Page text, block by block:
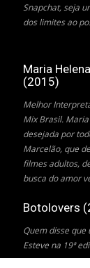
Snapchat, seja
dos limites ao
Maria
(2015)
Melhor
Mix Brasil.
desejada por
Marcelão, que
filmes adultos,
busca do amor
Botolovers
Quem disse que
Esteve na 19ª